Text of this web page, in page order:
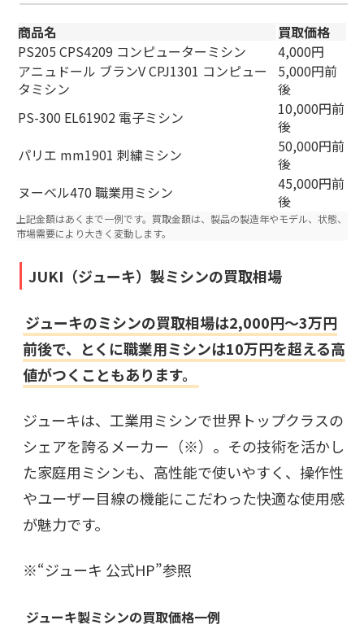
商品名
買取価格
PS205 CPS4209 コンピューターミシン
4,000円
アニュドール ブランV CPJ1301 コンピュー
タミシン
5,000円前
後
PS-300 EL61902 電子ミシン
10,000円前
後
パリエ mm1901 刺繍ミシン
50,000円前
後
ヌーベル470 職業用ミシン
45,000円前
後
上記金額はあくまで一例です。買取金額は、製品の製造年やモデル、状態、
市場需要により大きく変動します。
JUKI（ジューキ）製ミシンの買取相場
ジューキのミシンの買取相場は2,000円～3万円
前後で、とくに職業用ミシンは10万円を超える高
値がつくこともあります。
ジューキは、工業用ミシンで世界トップクラスの
シェアを誇るメーカー（※）。その技術を活かし
た家庭用ミシンも、高性能で使いやすく、操作性
やユーザー目線の機能にこだわった快適な使用感
が魅力です。
※“ジューキ 公式HP”参照
ジューキ製ミシンの買取価格一例